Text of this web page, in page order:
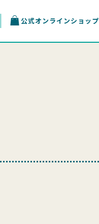
公式オンラインショップ